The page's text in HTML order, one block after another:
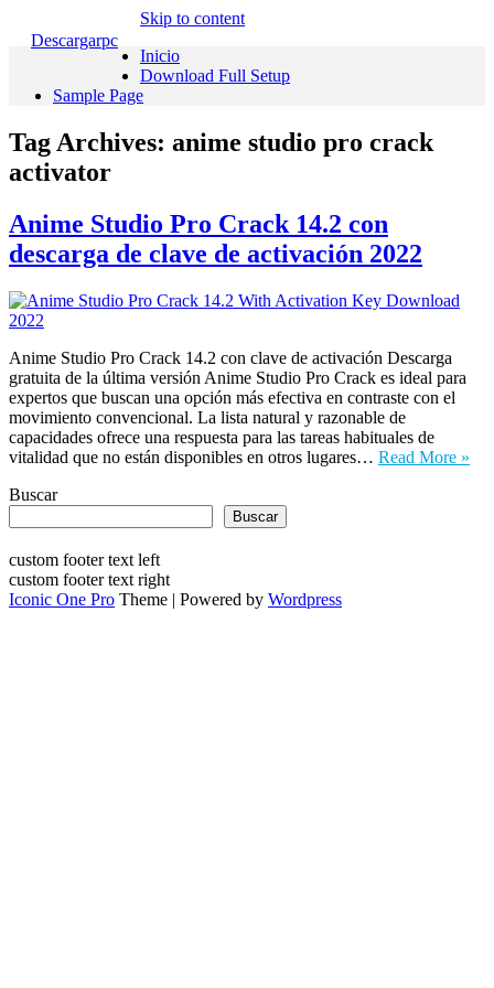
Descargarpc
Skip to content
Inicio
Download Full Setup
Sample Page
Tag Archives: anime studio pro crack
activator
Anime Studio Pro Crack 14.2 con
descarga de clave de activación 2022
Anime Studio Pro Crack 14.2 con clave de activación Descarga
gratuita de la última versión Anime Studio Pro Crack es ideal para
expertos que buscan una opción más efectiva en contraste con el
movimiento convencional. La lista natural y razonable de
capacidades ofrece una respuesta para las tareas habituales de
vitalidad que no están disponibles en otros lugares… Read More »
Buscar
Buscar
custom footer text left
custom footer text right
Iconic One Pro Theme | Powered by Wordpress